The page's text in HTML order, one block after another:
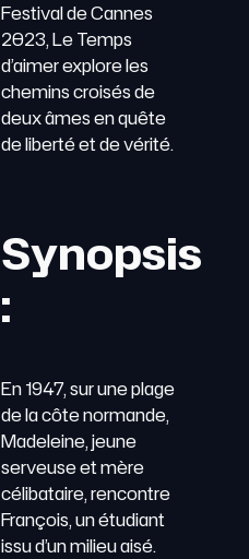
Festival de Cannes
2023, Le Temps
d’aimer explore les
chemins croisés de
deux âmes en quête
de liberté et de vérité.
Synopsis
:
En 1947, sur une plage
de la côte normande,
Madeleine, jeune
serveuse et mère
célibataire, rencontre
François, un étudiant
issu d’un milieu aisé.